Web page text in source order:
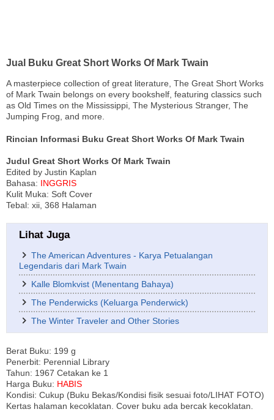
Jual Buku Great Short Works Of Mark Twain
A masterpiece collection of great literature, The Great Short Works
of Mark Twain belongs on every bookshelf, featuring classics such
as Old Times on the Mississippi, The Mysterious Stranger, The
Jumping Frog, and more.
Rincian Informasi Buku Great Short Works Of Mark Twain
Judul Great Short Works Of Mark Twain
Edited by Justin Kaplan
Bahasa: INGGRIS
Kulit Muka: Soft Cover
Tebal: xii, 368 Halaman
Lihat Juga
The American Adventures - Karya Petualangan
Legendaris dari Mark Twain
Kalle Blomkvist (Menentang Bahaya)
The Penderwicks (Keluarga Penderwick)
The Winter Traveler and Other Stories
Berat Buku: 199 g
Penerbit: Perennial Library
Tahun: 1967 Cetakan ke 1
Harga Buku: HABIS
Kondisi: Cukup (Buku Bekas/Kondisi fisik sesuai foto/LIHAT FOTO)
Kertas halaman kecoklatan. Cover buku ada bercak kecoklatan.